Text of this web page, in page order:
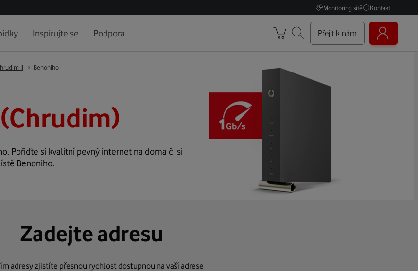
Monitoring sítě Kontakt
Inspirujte se Podpora Přejít k nám
II Benoniho
Pořiďte si kvalitní pevný internet na doma či si
Benoniho.
Zadejte adresu
adresy zjistíte přesnou rychlost dostupnou na vaší adrese